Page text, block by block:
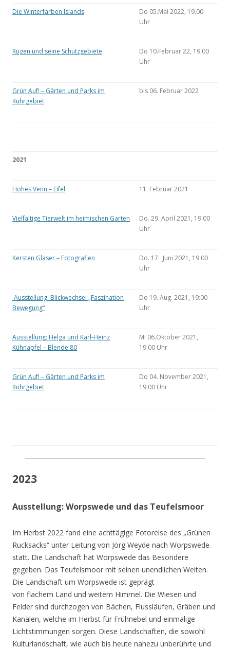
Die Winterfarben Islands
Do 05.Mai 2022, 19.00
Uhr
Rügen und seine Schutzgebiete
Do 10.Februar 22, 19.00
Uhr
Grün Auf! – Gärten und Parks im
Ruhrgebiet
bis 06. Februar 2022
2021
Hohes Venn – Eifel 11. Februar 2021
Vielfältige Tierwelt im heimischen Garten
Do. 29. April 2021, 19:00
Uhr
Kersten Glaser – Fotografien
Do. 17. Juni 2021, 19:00
Uhr
Ausstellung: Blickwechsel „Faszination
Bewegung“
Do 19. Aug. 2021, 19:00
Uhr
Ausstellung: Helga und Karl-Heinz
Kühnapfel – Blende 80
Mi 06.Oktober 2021,
19.00 Uhr
Grün Auf! – Gärten und Parks im
Ruhrgebiet
Do 04. November 2021,
19:00 Uhr
2023
Ausstellung: Worpswede und das Teufelsmoor
Im Herbst 2022 fand eine achttägige Fotoreise des „Grünen
Rucksacks“ unter Leitung von Jörg Weyde nach Worpswede
statt. Die Landschaft hat Worpswede das Besondere
gegeben. Das Teufelsmoor mit seinen unendlichen Weiten.
Die Landschaft um Worpswede ist geprägt
von flachem Land und weitem Himmel. Die Wiesen und
Felder sind durchzogen von Bächen, Flussläufen, Gräben und
Kanälen, welche im Herbst für Frühnebel und einmalige
Lichtstimmungen sorgen. Diese Landschaften, die sowohl
Kulturlandschaft, wie auch bis heute nahezu unberührte und